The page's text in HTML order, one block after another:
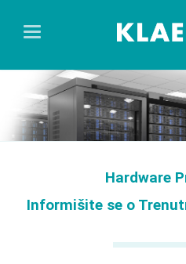
Hardware
Informišite se o